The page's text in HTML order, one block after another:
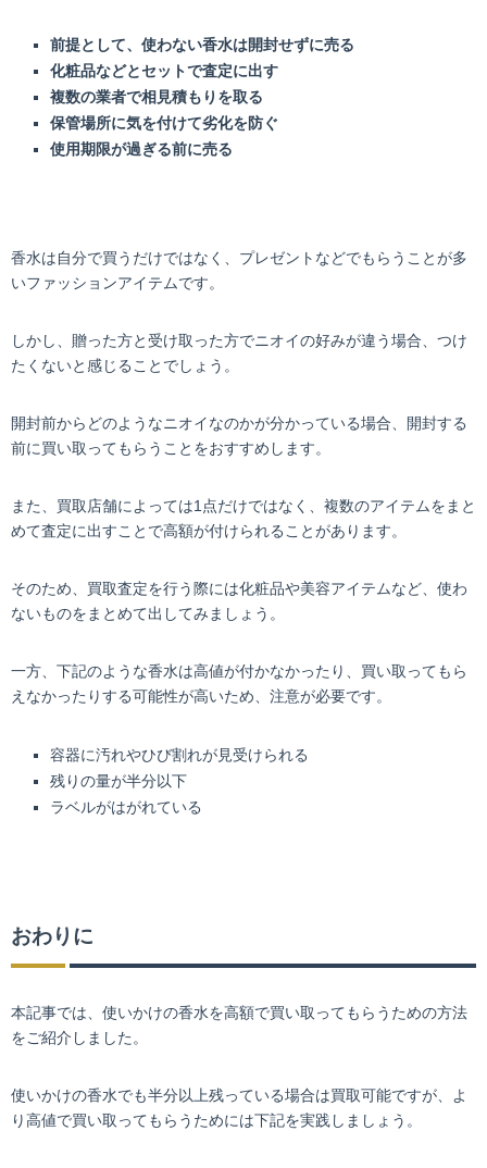
前提として、使わない香水は開封せずに売る
化粧品などとセットで査定に出す
複数の業者で相見積もりを取る
保管場所に気を付けて劣化を防ぐ
使用期限が過ぎる前に売る
香水は自分で買うだけではなく、プレゼントなどでもらうことが多
いファッションアイテムです。
しかし、贈った方と受け取った方でニオイの好みが違う場合、つけ
たくないと感じることでしょう。
開封前からどのようなニオイなのかが分かっている場合、開封する
前に買い取ってもらうことをおすすめします。
また、買取店舗によっては1点だけではなく、複数のアイテムをまと
めて査定に出すことで高額が付けられることがあります。
そのため、買取査定を行う際には化粧品や美容アイテムなど、使わ
ないものをまとめて出してみましょう。
一方、下記のような香水は高値が付かなかったり、買い取ってもら
えなかったりする可能性が高いため、注意が必要です。
容器に汚れやひび割れが見受けられる
残りの量が半分以下
ラベルがはがれている
おわりに
本記事では、使いかけの香水を高額で買い取ってもらうための方法
をご紹介しました。
使いかけの香水でも半分以上残っている場合は買取可能ですが、よ
り高値で買い取ってもらうためには下記を実践しましょう。